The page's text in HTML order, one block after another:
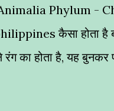
Phylum -
कैसा होता है बया
का होता है, यह बुनकर